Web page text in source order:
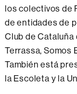
los colectivos de
de entidades de
Club de Cataluña
Terrassa, Somos
También está
la Escoleta y la